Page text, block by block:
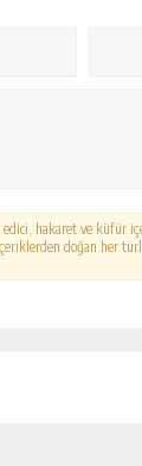
hakaret ve küfür
doğan her